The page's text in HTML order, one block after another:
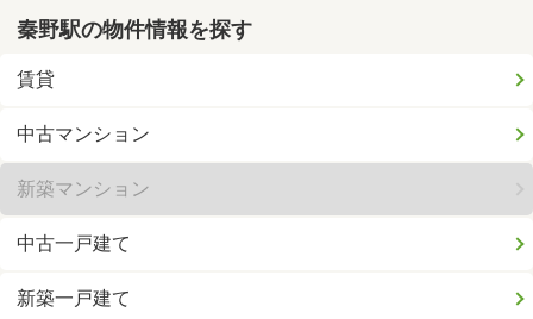
秦野駅の物件情報を探す
賃貸
中古マンション
新築マンション
中古一戸建て
新築一戸建て